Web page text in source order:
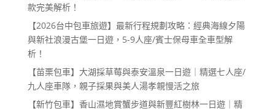
款完美解析！
【2026台中包車旅遊】最新行程規劃攻略：經典海線夕陽
與新社浪漫古堡一日遊，5-9人座/賓士保母車全車型解
析！
【苗栗包車】大湖採草莓與泰安溫泉一日遊｜精選七人座/
九人座車隊，親子採果與美人湯孝親慢活之旅
【新竹包車】香山濕地賞蟹步道與新豐紅樹林一日遊｜精